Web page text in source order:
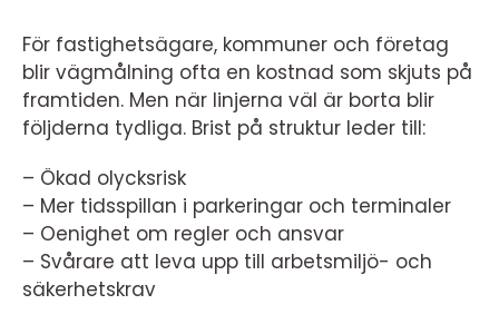
För fastighetsägare, kommuner och företag
blir vägmålning ofta en kostnad som skjuts på
framtiden. Men när linjerna väl är borta blir
följderna tydliga. Brist på struktur leder till:
– Ökad olycksrisk
– Mer tidsspillan i parkeringar och terminaler
– Oenighet om regler och ansvar
– Svårare att leva upp till arbetsmiljö- och
säkerhetskrav